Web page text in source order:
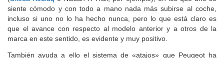
(Škoda Kodiaq o Nissan X-Trail, por ejemplo), en los que uno se
siente cómodo y con todo a mano nada más subirse al coche,
incluso si uno no lo ha hecho nunca, pero lo que está claro es
que el avance con respecto al modelo anterior y a otros de la